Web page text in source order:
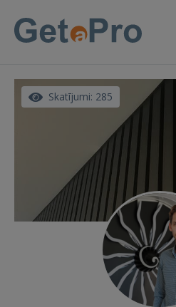
Skatījumi: 285